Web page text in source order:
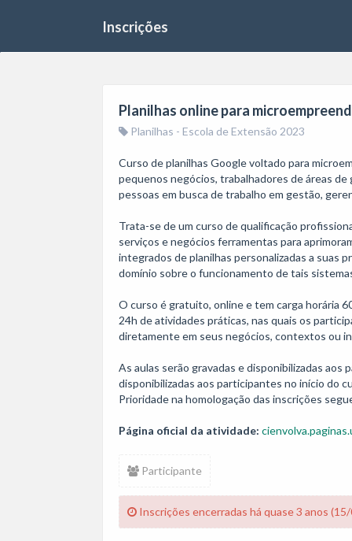
Inscrições
Planilhas online para
Planilhas - Escola de Extensão 2023
Curso de planilhas Google voltado para
pequenos negócios, trabalhadores de áreas
pessoas em busca de trabalho em gestão,
Trata-se de um curso de qualificação
serviços e negócios ferramentas para
integrados de planilhas personalizadas a suas
domínio sobre o funcionamento de tais
O curso é gratuito, online e tem carga horária
24h de atividades práticas, nas quais os
diretamente em seus negócios, contextos ou
As aulas serão gravadas e disponibilizadas
disponibilizadas aos participantes no início do
Prioridade na homologação das inscrições
Página oficial da atividade:
Participante
Inscrições encerradas há quase 3 anos